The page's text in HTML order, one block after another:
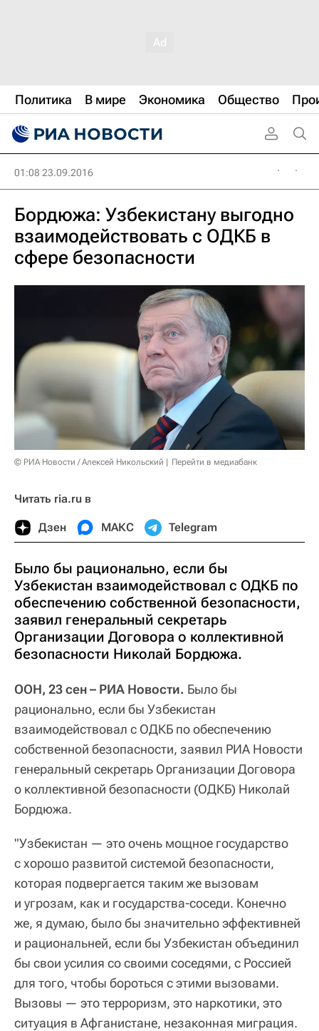
Политика В мире Экономика Общество
01:08 23.09.2016
Бордюжа: Узбекистану выгодно
взаимодействовать с ОДКБ в
сфере безопасности
© РИА Новости / Алексей Никольский Перейти в медиабанк
Читать ria.ru в
Дзен МАКС Telegram
Было бы рационально, если бы
Узбекистан взаимодействовал с ОДКБ по
обеспечению собственной безопасности,
заявил генеральный секретарь
Организации Договора о коллективной
безопасности Николай Бордюжа.
ООН, 23 сен – РИА Новости. Было бы
рационально, если бы Узбекистан
взаимодействовал с ОДКБ по обеспечению
собственной безопасности, заявил РИА Новости
генеральный секретарь Организации Договора
о коллективной безопасности (ОДКБ) Николай
Бордюжа.
"Узбекистан — это очень мощное государство
с хорошо развитой системой безопасности,
которая подвергается таким же вызовам
и угрозам, как и государства-соседи. Конечно
же, я думаю, было бы значительно эффективней
и рациональней, если бы Узбекистан объединил
бы свои усилия со своими соседями, с Россией
для того, чтобы бороться с этими вызовами.
Вызовы — это терроризм, это наркотики, это
ситуация в Афганистане, незаконная миграция.